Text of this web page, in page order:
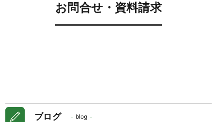
お問合せ・資料請求
ブログ blog